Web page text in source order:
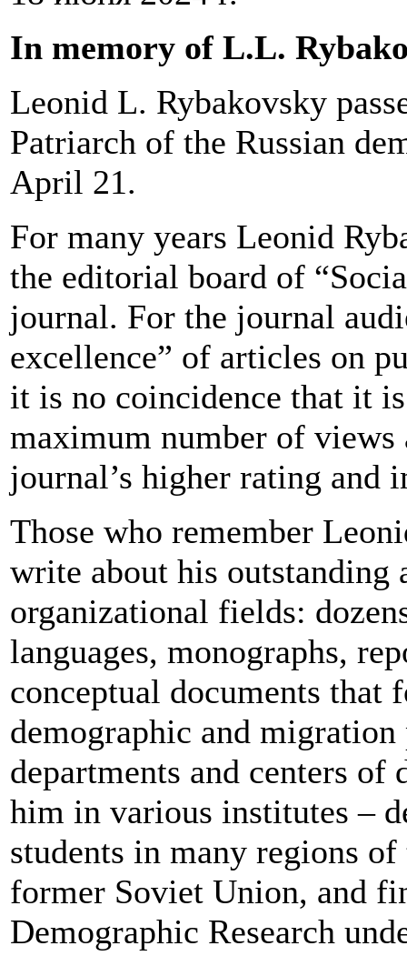
In memory of L.L.
Leonid L. Rybakovsky
Patriarch of the Russian
April 21.
For many years Leonid
the editorial board of
journal. For the journal
excellence” of articles on
it is no coincidence that it
maximum number of
journal’s higher rating and
Those who remember
write about his outstanding
organizational fields:
languages, monographs,
conceptual documents that
demographic and
departments and centers of
him in various institutes –
students in many regions
former Soviet Union, and
Demographic Research